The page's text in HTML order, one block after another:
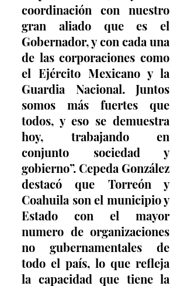
coordinación con nuestro
gran aliado que es el
Gobernador, y con cada una
de las corporaciones como
el Ejército Mexicano y la
Guardia Nacional. Juntos
somos más fuertes que
todos, y eso se demuestra
hoy, trabajando en
conjunto sociedad y
gobierno”. Cepeda González
destacó que Torreón y
Coahuila son el municipio y
Estado con el mayor
numero de organizaciones
no gubernamentales de
todo el país, lo que refleja
la capacidad que tiene la